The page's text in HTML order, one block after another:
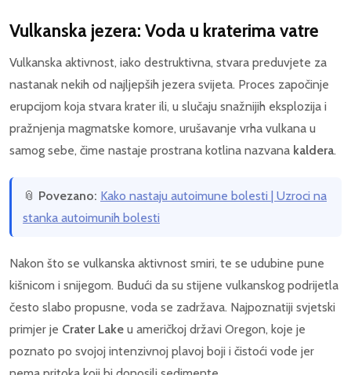
Vulkanska jezera: Voda u kraterima vatre
Vulkanska aktivnost, iako destruktivna, stvara preduvjete za
nastanak nekih od najljepših jezera svijeta. Proces započinje
erupcijom koja stvara krater ili, u slučaju snažnijih eksplozija i
pražnjenja magmatske komore, urušavanje vrha vulkana u
samog sebe, čime nastaje prostrana kotlina nazvana kaldera.
📎 Povezano: Kako nastaju autoimune bolesti | Uzroci na
stanka autoimunih bolesti
Nakon što se vulkanska aktivnost smiri, te se udubine pune
kišnicom i snijegom. Budući da su stijene vulkanskog podrijetla
često slabo propusne, voda se zadržava. Najpoznatiji svjetski
primjer je Crater Lake u američkoj državi Oregon, koje je
poznato po svojoj intenzivnoj plavoj boji i čistoći vode jer